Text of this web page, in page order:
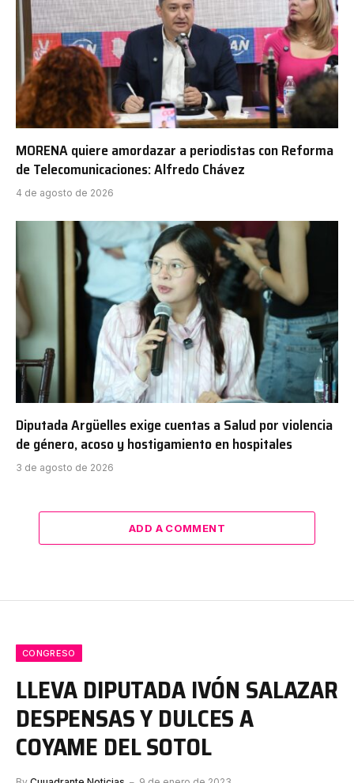
MORENA quiere amordazar a periodistas con Reforma
de Telecomunicaciones: Alfredo Chávez
4 de agosto de 2026
Diputada Argüelles exige cuentas a Salud por violencia
de género, acoso y hostigamiento en hospitales
3 de agosto de 2026
ADD A COMMENT
CONGRESO
LLEVA DIPUTADA IVÓN SALAZAR
DESPENSAS Y DULCES A
COYAME DEL SOTOL